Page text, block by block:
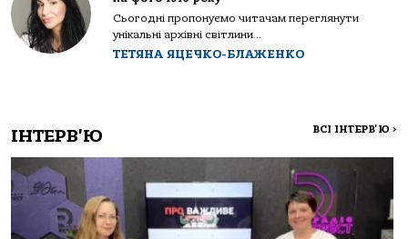
Сьогодні пропонуємо читачам переглянути
унікальні архівні світлини...
ТЕТЯНА ЯЦЕЧКО-БЛАЖЕНКО
ІНТЕРВ'Ю ВСІ ІНТЕРВ'Ю >